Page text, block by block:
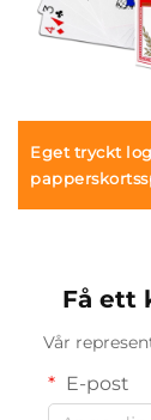
Eget tryckt
Få ett
Vår
E-post